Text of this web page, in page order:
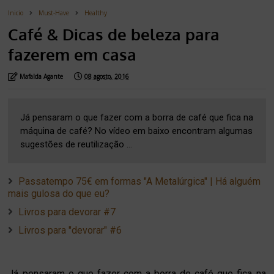
Inicio Must-Have Healthy
Café & Dicas de beleza para
fazerem em casa
Mafalda Agante 08 agosto, 2016
Já pensaram o que fazer com a borra de café que fica na
máquina de café? No vídeo em baixo encontram algumas
sugestões de reutilização ...
Passatempo 75€ em formas "A Metalúrgica" | Há alguém
mais gulosa do que eu?
Livros para devorar #7
Livros para "devorar" #6